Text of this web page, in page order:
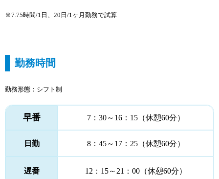
※7.75時間/1日、20日/1ヶ月勤務で試算
勤務時間
勤務形態：シフト制
早番 7：30～16：15（休憩60分）
日勤 8：45～17：25（休憩60分）
遅番 12：15～21：00（休憩60分）